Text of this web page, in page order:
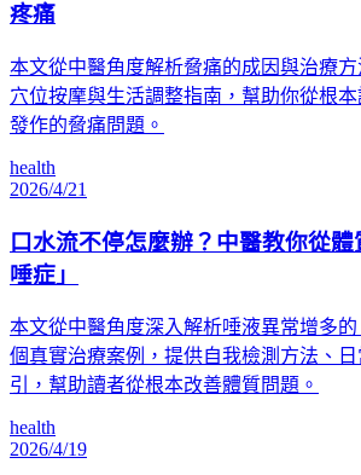
疼痛
本文從中醫角度解析脅痛的成因與治療方
穴位按摩與生活調整指南，幫助你從根
發作的脅痛問題。
health
2026/4/21
口水流不停怎麼辦？中醫教你從
唾症」
本文從中醫角度深入解析唾液異常增多
個真實治療案例，提供自我檢測方法、
引，幫助讀者從根本改善體質問題。
health
2026/4/19